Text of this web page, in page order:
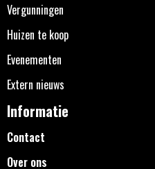
Vergunningen
Huizen te koop
Evenementen
Extern nieuws
Informatie
Contact
Over ons